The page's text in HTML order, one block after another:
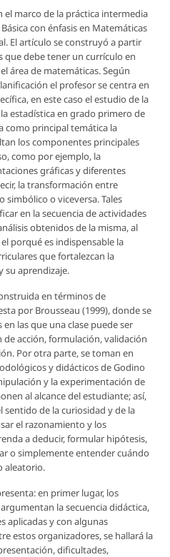
el marco de la práctica intermedia
con énfasis en Matemáticas
El artículo se construyó a partir
debe tener un currículo en
área de matemáticas. Según
el profesor se centra en
en este caso el estudio de la
estadística en grado primero de
como principal temática la
los componentes principales
como por ejemplo, la
gráficas y diferentes
la transformación entre
simbólico o viceversa. Tales
en la secuencia de actividades
obtenidos de la misma, al
porqué es indispensable la
que fortalezcan la
su aprendizaje.
en términos de
por Brousseau (1999), donde se
las que una clase puede ser
acción, formulación, validación
Por otra parte, se toman en
y didácticos de Godino
y la experimentación de
al alcance del estudiante; así,
de la curiosidad y de la
el razonamiento y los
a deducir, formular hipótesis,
o simplemente entender cuándo
aleatorio.
en primer lugar, los
la secuencia didáctica,
aplicadas y con algunas
estos organizadores, se hallará la
dificultades,